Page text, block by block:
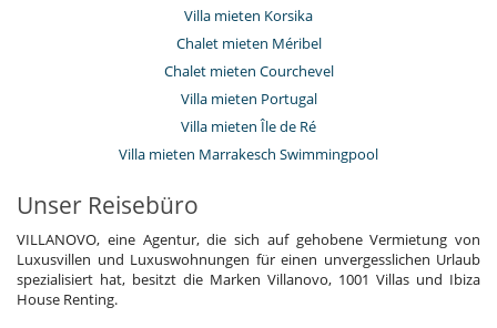
Villa mieten Korsika
Chalet mieten Méribel
Chalet mieten Courchevel
Villa mieten Portugal
Villa mieten Île de Ré
Villa mieten Marrakesch Swimmingpool
Unser Reisebüro
VILLANOVO, eine Agentur, die sich auf gehobene Vermietung von
Luxusvillen und Luxuswohnungen für einen unvergesslichen Urlaub
spezialisiert hat, besitzt die Marken Villanovo, 1001 Villas und Ibiza
House Renting.